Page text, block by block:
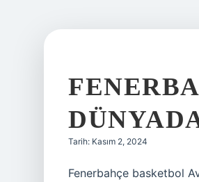
Tarih: Kasım 2, 2024
Fenerbahçe basketbol